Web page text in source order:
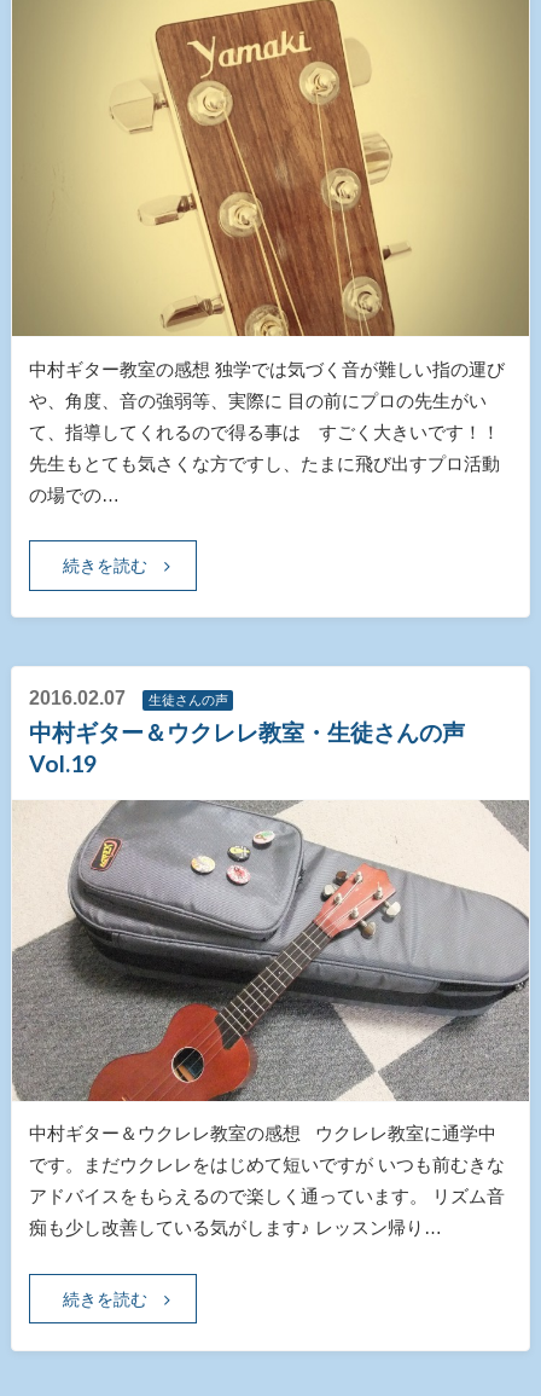
中村ギター教室の感想 独学では気づく音が難しい指の運び
や、角度、音の強弱等、実際に 目の前にプロの先生がい
て、指導してくれるので得る事は すごく大きいです！！
先生もとても気さくな方ですし、たまに飛び出すプロ活動
の場での…
続きを読む
2016.02.07 生徒さんの声
中村ギター＆ウクレレ教室・生徒さんの声
Vol.19
中村ギター＆ウクレレ教室の感想 ウクレレ教室に通学中
です。まだウクレレをはじめて短いですが いつも前むきな
アドバイスをもらえるので楽しく通っています。 リズム音
痴も少し改善している気がします♪ レッスン帰り…
続きを読む